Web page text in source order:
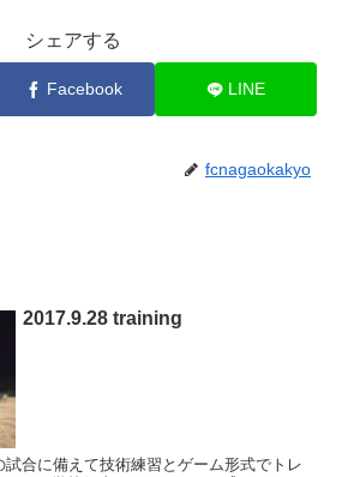
シェアする
Facebook LINE
fcnagaokakyo
2017.9.28 training
合に備えて技術練習とゲーム形式でトレ